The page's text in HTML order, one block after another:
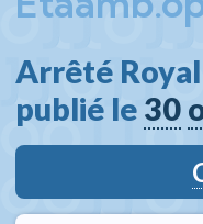
Arrêté Royal
publié le 30